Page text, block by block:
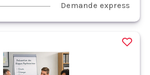
Demande express